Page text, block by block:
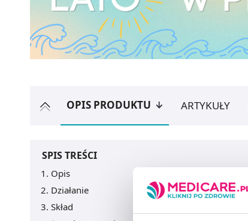
OPIS PRODUKTU ARTYKUŁY
SPIS TREŚCI
Opis
Działanie
Skład